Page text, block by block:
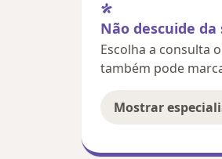
Não descuide da
Escolha a consulta
também pode
Mostrar